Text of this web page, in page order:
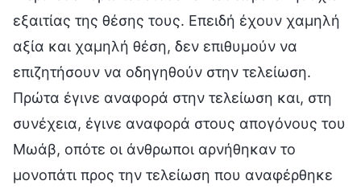
εξαιτίας της θέσης τους. Επειδή έχουν χαμηλή
αξία και χαμηλή θέση, δεν επιθυμούν να
επιζητήσουν να οδηγηθούν στην τελείωση.
Πρώτα έγινε αναφορά στην τελείωση και, στη
συνέχεια, έγινε αναφορά στους απογόνους του
Μωάβ, οπότε οι άνθρωποι αρνήθηκαν το
μονοπάτι προς την τελείωση που αναφέρθηκε